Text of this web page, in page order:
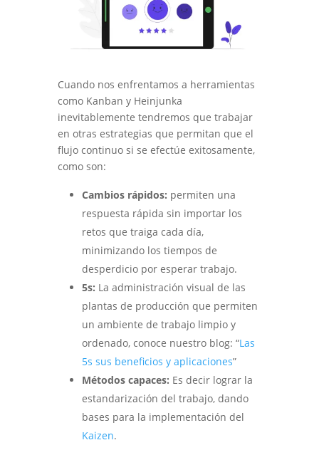
Cuando nos enfrentamos a herramientas
como Kanban y Heinjunka
inevitablemente tendremos que trabajar
en otras estrategias que permitan que el
flujo continuo si se efectúe exitosamente,
como son:
Cambios rápidos: permiten una
respuesta rápida sin importar los
retos que traiga cada día,
minimizando los tiempos de
desperdicio por esperar trabajo.
5s: La administración visual de las
plantas de producción que permiten
un ambiente de trabajo limpio y
ordenado, conoce nuestro blog: “Las
5s sus beneficios y aplicaciones”
Métodos capaces: Es decir lograr la
estandarización del trabajo, dando
bases para la implementación del
Kaizen.